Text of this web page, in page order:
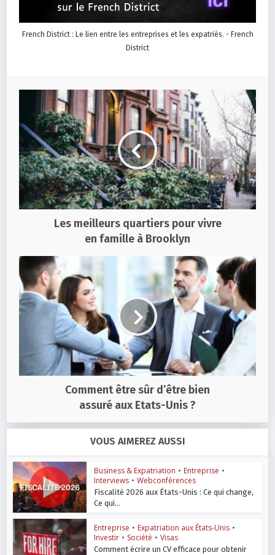
French District : Le lien entre les entreprises et les expatriés. - French
District
Les meilleurs quartiers pour vivre
en famille à Brooklyn
Comment être sûr d’être bien
assuré aux Etats-Unis ?
VOUS AIMEREZ AUSSI
Business & Expatriation • Entreprise •
Interviews • Webconférences
Fiscalité 2026 aux États-Unis : Ce qui change,
Ce qui...
Entreprise • Expatriation aux États-Unis •
Investir • Société • Visas
Comment écrire un CV efficace pour obtenir